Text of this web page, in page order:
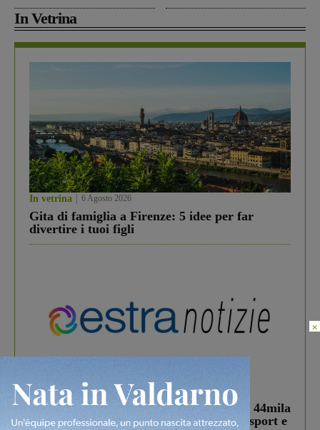
In Vetrina
In vetrina 6 Agosto 2026
Gita di famiglia a Firenze: 5 idee per far
divertire i tuoi figli
In vetrina 3 Agosto 2026
Estra Notizie agosto: Smart Cities, oltre 44mila
studenti coinvolti, torna il bando per lo sport e
×